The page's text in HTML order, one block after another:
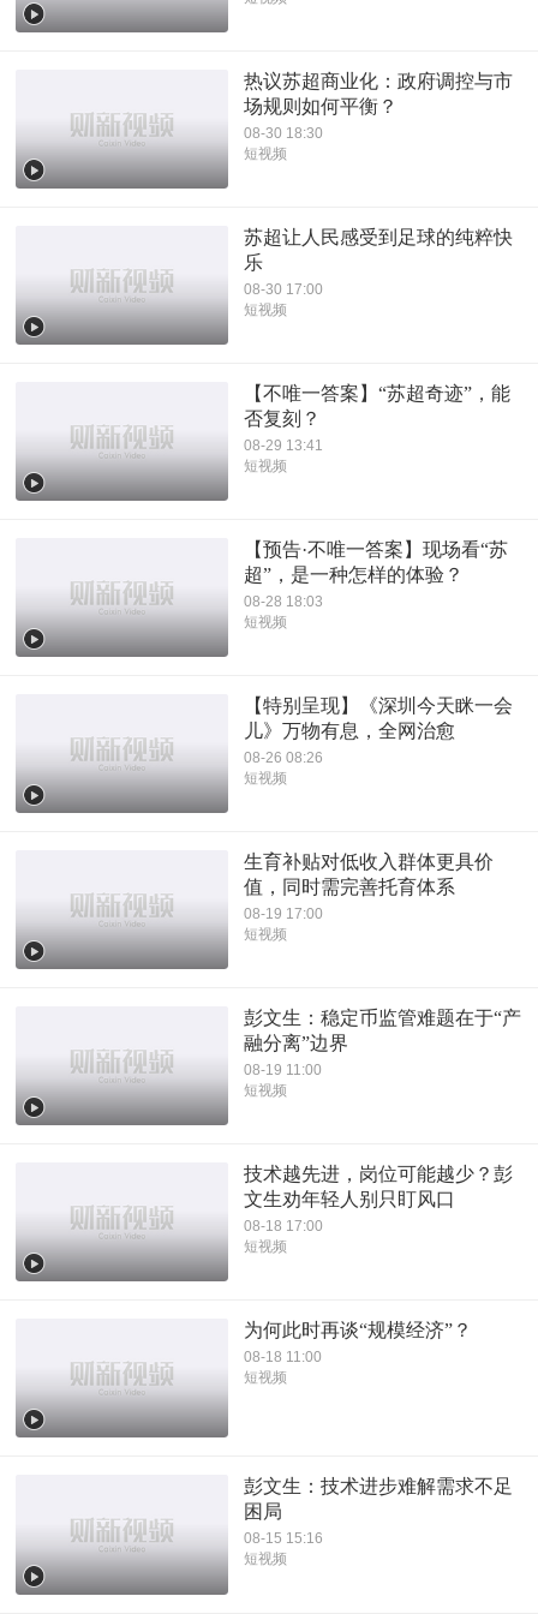
热议苏超商业化：政府调控与市
场规则如何平衡？
08-30 18:30
短视频
苏超让人民感受到足球的纯粹快
乐
08-30 17:00
短视频
【不唯一答案】“苏超奇迹”，能
否复刻？
08-29 13:41
短视频
【预告·不唯一答案】现场看“苏
超”，是一种怎样的体验？
08-28 18:03
短视频
【特别呈现】《深圳今天眯一会
儿》万物有息，全网治愈
08-26 08:26
短视频
生育补贴对低收入群体更具价
值，同时需完善托育体系
08-19 17:00
短视频
彭文生：稳定币监管难题在于“产
融分离”边界
08-19 11:00
短视频
技术越先进，岗位可能越少？彭
文生劝年轻人别只盯风口
08-18 17:00
短视频
为何此时再谈“规模经济”？
08-18 11:00
短视频
彭文生：技术进步难解需求不足
困局
08-15 15:16
短视频